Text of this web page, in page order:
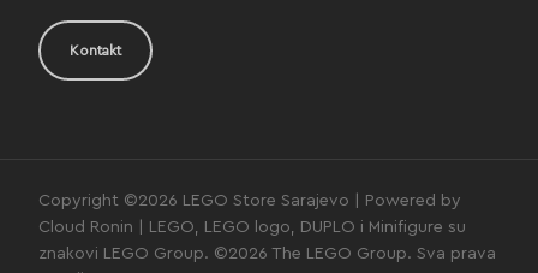
Kontakt
Copyright ©2026 LEGO Store Sarajevo | Powered by
Cloud Ronin | LEGO, LEGO logo, DUPLO i Minifigure su
znakovi LEGO Group. ©2026 The LEGO Group. Sva prava